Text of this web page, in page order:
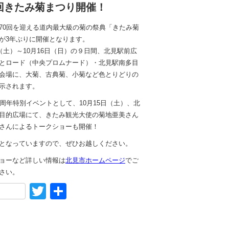
きたみ菊まつり開催！
回を迎える道内最大級の菊の祭典「きたみ菊
3年ぶりに開催となります。
土）～10月16日（日）の９日間、北見駅前広
ロード（中央プロムナード）・北見駅南多目
場に、大菊、古典菊、小菊など色とりどりの
されます。
年特別イベントとして、10月15日（土）、北
的広場にて、きたみ観光大使の菊地亜美さん
んによるトークショーも開催！
なっていますので、ぜひお越しください。
ーなど詳しい情報は北見市ホームページでご
い。
Twitter